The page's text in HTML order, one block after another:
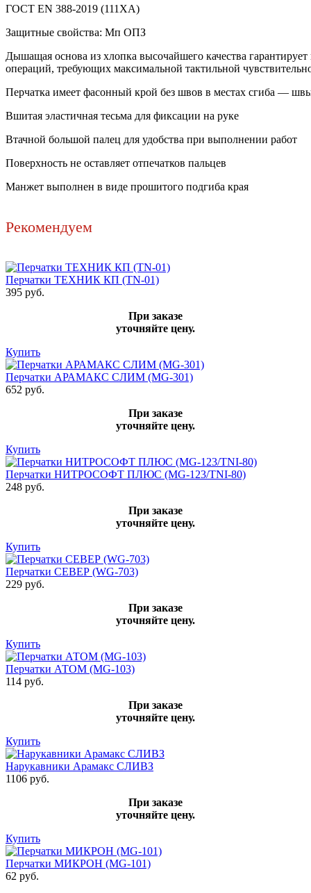
ГОСТ EN 388-2019 (111XA)
Защитные свойства: Мп ОПЗ
Дышащая основа из хлопка высочайшего качества
операций, требующих максимальной тактильной
Перчатка имеет фасонный крой без швов в местах сгиба —
Вшитая эластичная тесьма для фиксации на руке
Втачной большой палец для удобства при выполнении работ
Поверхность не оставляет отпечатков пальцев
Манжет выполнен в виде прошитого подгиба края
Рекомендуем
Перчатки ТЕХНИК КП (TN-01)
395 руб.
При заказе
уточняйте цену.
Купить
Перчатки АРАМАКС СЛИМ (MG-301)
652 руб.
При заказе
уточняйте цену.
Купить
Перчатки НИТРОСОФТ ПЛЮС (MG-123/TNI-80)
248 руб.
При заказе
уточняйте цену.
Купить
Перчатки СЕВЕР (WG-703)
229 руб.
При заказе
уточняйте цену.
Купить
Перчатки АТОМ (MG-103)
114 руб.
При заказе
уточняйте цену.
Купить
Нарукавники Арамакс СЛИВЗ
1106 руб.
При заказе
уточняйте цену.
Купить
Перчатки МИКРОН (MG-101)
62 руб.